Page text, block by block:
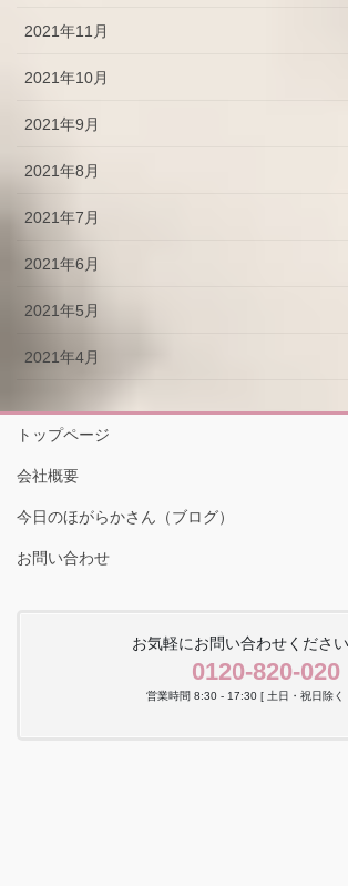
2021年11月
2021年10月
2021年9月
2021年8月
2021年7月
2021年6月
2021年5月
2021年4月
トップページ
会社概要
今日のほがらかさん（ブログ）
お問い合わせ
お気軽にお問い合わせください
0120-820-020
営業時間 8:30 - 17:30 [ 土日・祝日除く